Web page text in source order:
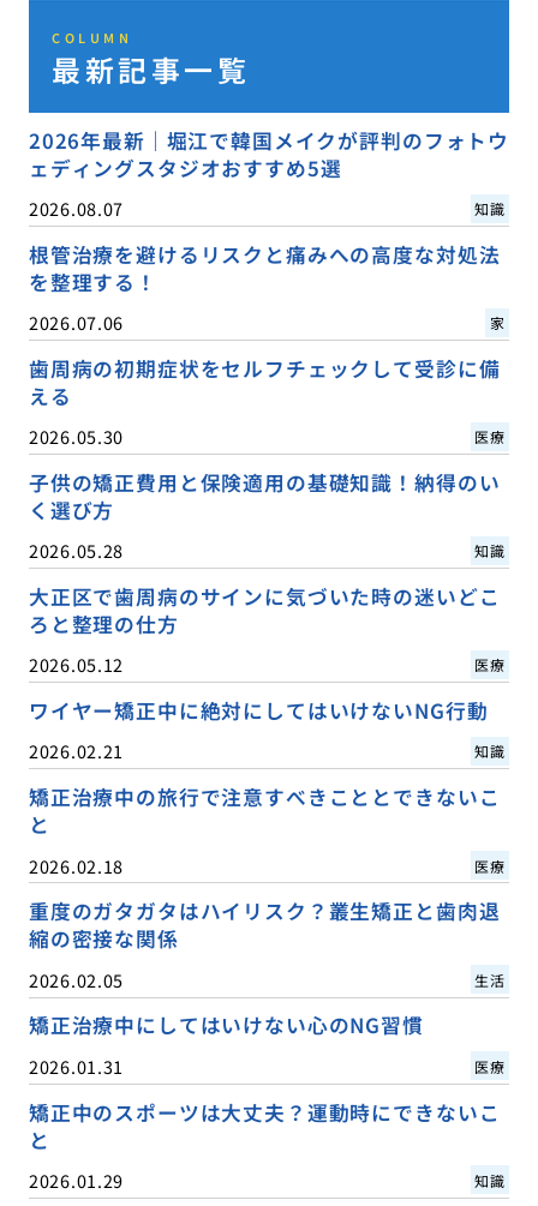
COLUMN
最新記事一覧
2026年最新｜堀江で韓国メイクが評判のフォトウ
ェディングスタジオおすすめ5選
2026.08.07 知識
根管治療を避けるリスクと痛みへの高度な対処法
を整理する！
2026.07.06 家
歯周病の初期症状をセルフチェックして受診に備
える
2026.05.30 医療
子供の矯正費用と保険適用の基礎知識！納得のい
く選び方
2026.05.28 知識
大正区で歯周病のサインに気づいた時の迷いどこ
ろと整理の仕方
2026.05.12 医療
ワイヤー矯正中に絶対にしてはいけないNG行動
2026.02.21 知識
矯正治療中の旅行で注意すべきこととできないこ
と
2026.02.18 医療
重度のガタガタはハイリスク？叢生矯正と歯肉退
縮の密接な関係
2026.02.05 生活
矯正治療中にしてはいけない心のNG習慣
2026.01.31 医療
矯正中のスポーツは大丈夫？運動時にできないこ
と
2026.01.29 知識